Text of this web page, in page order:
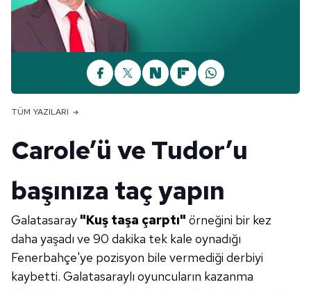
TÜM YAZILARI
Carole’ü ve Tudor’u
başınıza taç yapın
Galatasaray "Kuş taşa çarptı" örneğini bir kez
daha yaşadı ve 90 dakika tek kale oynadığı
Fenerbahçe'ye pozisyon bile vermediği derbiyi
kaybetti. Galatasaraylı oyuncuların kazanma